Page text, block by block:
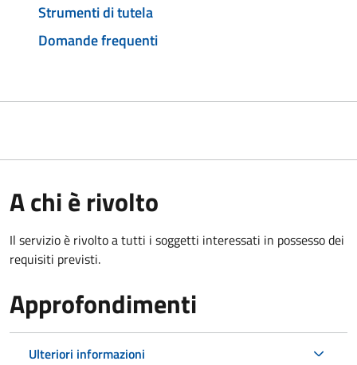
Strumenti di tutela
Domande frequenti
A chi è rivolto
Il servizio è rivolto a tutti i soggetti interessati in possesso dei
requisiti previsti.
Approfondimenti
Ulteriori informazioni